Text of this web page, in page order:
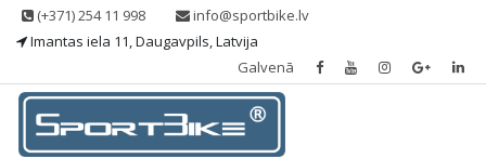
Skip (+371) 254 11 998
info@sportbike.lv
Imantas iela 11, Daugavpils, Latvija
Galvenā